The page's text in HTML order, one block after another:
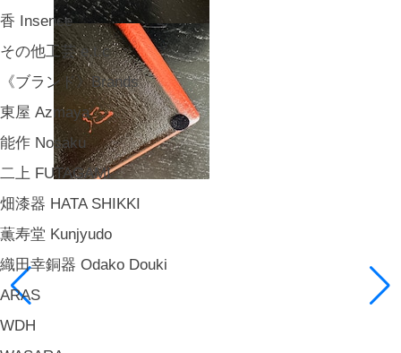
香 Insence
その他工芸 e.t.c
《ブランド》Brands
東屋 Azmaya
能作 Nosaku
二上 FUTAGAMI
畑漆器 HATA SHIKKI
薫寿堂 Kunjyudo
織田幸銅器 Odako Douki
ARAS
WDH